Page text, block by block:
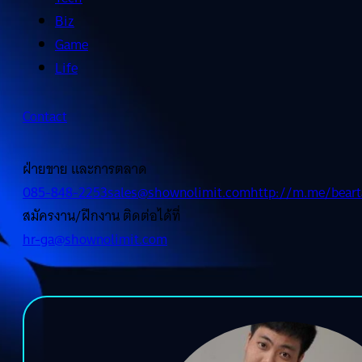
Biz
Game
Life
Contact
ฝ่ายขาย และการตลาด
085-848-2253sales@shownolimit.comhttp://m.me/
สมัครงาน/ฝึกงาน ติดต่อได้ที่
hr-ga@shownolimit.com